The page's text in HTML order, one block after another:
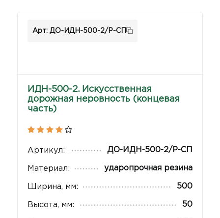
Арт: ДО-ИДН-500-2/Р-СП
ИДН-500-2. Искусственная
дорожная неровность (концевая
часть)
Артикул: ДО-ИДН-500-2/Р-СП
Материал: ударопрочная резина
Ширина, мм: 500
Высота, мм: 50